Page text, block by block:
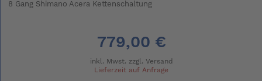
8 Gang Shimano Acera Kettenschaltung
779,00 €
inkl. Mwst. zzgl. Versand
Lieferzeit auf Anfrage